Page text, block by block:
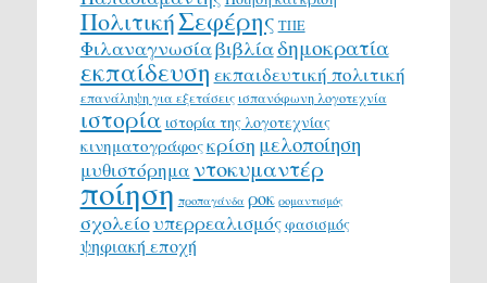
ΠολιτικήΣεφέρης ΤΠΕ
Φιλαναγνωσίαβιβλίαδημοκρατία
εκπαίδευση εκπαιδευτική πολιτική
επανάληψη για εξετάσεις ισπανόφωνη λογοτεχνία
ιστορία ιστορία της λογοτεχνίας
κινηματογράφοςκρίση μελοποίηση
μυθιστόρημα ντοκυμαντέρ
ποίηση προπαγάνδα ροκ ρομαντισμός
σχολείουπερρεαλισμόςφασισμός
ψηφιακή εποχή